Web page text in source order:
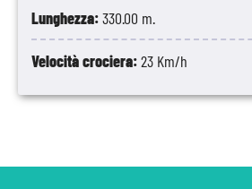
Lunghezza:330.00 m.
Velocità crociera:23 Km/h